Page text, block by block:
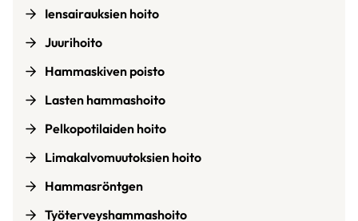
Iensairauksien hoito
Juurihoito
Hammaskiven poisto
Lasten hammashoito
Pelkopotilaiden hoito
Limakalvomuutoksien hoito
Hammasröntgen
Työterveyshammashoito